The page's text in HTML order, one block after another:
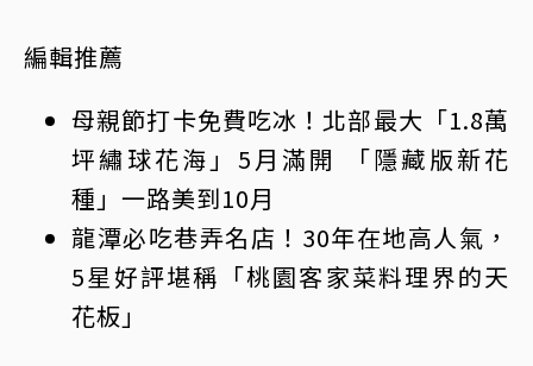
編輯推薦
母親節打卡免費吃冰！北部最大「1.8萬
坪繡球花海」5月滿開 「隱藏版新花
種」一路美到10月
龍潭必吃巷弄名店！30年在地高人氣，
5星好評堪稱「桃園客家菜料理界的天
花板」